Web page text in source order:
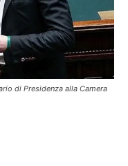
di Presidenza alla Camera